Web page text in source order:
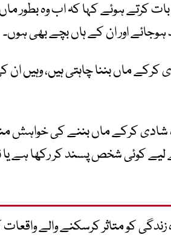
ہوئے کہا کہ اب وہ بطور ماں
اور ان کے ہاں بچے بھی ہوں۔
کرکے ماں بننا چاہتی ہیں، وہیں
کرکے ماں بننے کی خواہش
لیے کوئی شخص پسند کر رکھا ہے یا
زندگی کو متاثر کرسکنے والے